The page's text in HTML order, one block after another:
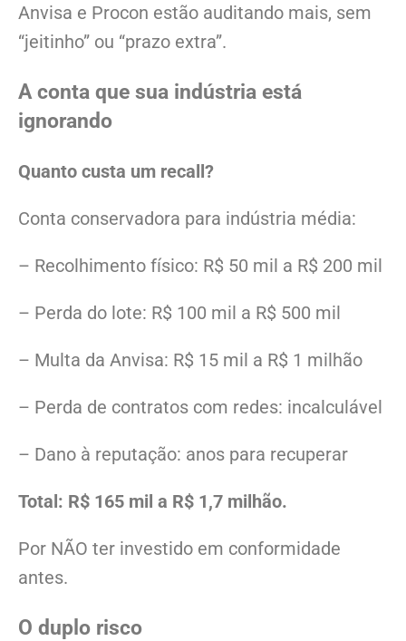
Anvisa e Procon estão auditando mais, sem
“jeitinho” ou “prazo extra”.
A conta que sua indústria está
ignorando
Quanto custa um recall?
Conta conservadora para indústria média:
– Recolhimento físico: R$ 50 mil a R$ 200 mil
– Perda do lote: R$ 100 mil a R$ 500 mil
– Multa da Anvisa: R$ 15 mil a R$ 1 milhão
– Perda de contratos com redes: incalculável
– Dano à reputação: anos para recuperar
Total: R$ 165 mil a R$ 1,7 milhão.
Por NÃO ter investido em conformidade
antes.
O duplo risco